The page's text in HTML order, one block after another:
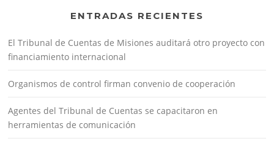
ENTRADAS RECIENTES
El Tribunal de Cuentas de Misiones auditará otro proyecto con
financiamiento internacional
Organismos de control firman convenio de cooperación
Agentes del Tribunal de Cuentas se capacitaron en
herramientas de comunicación